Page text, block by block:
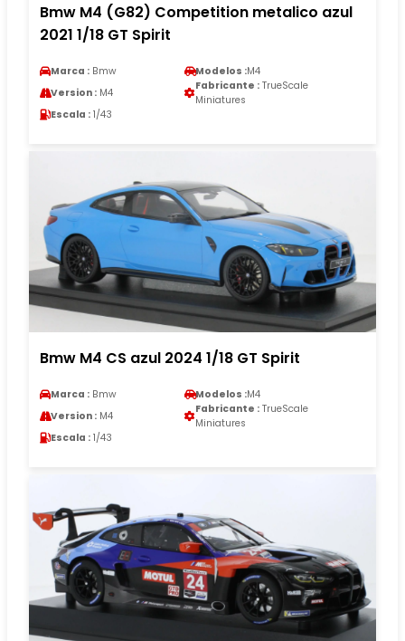
Bmw M4 (G82) Competition metalico azul
2021 1/18 GT Spirit
Marca : Bmw Modelos :M4
Version : M4
Fabricante : TrueScale
Miniatures
Escala : 1/43
Bmw M4 CS azul 2024 1/18 GT Spirit
Marca : Bmw Modelos :M4
Version : M4
Fabricante : TrueScale
Miniatures
Escala : 1/43